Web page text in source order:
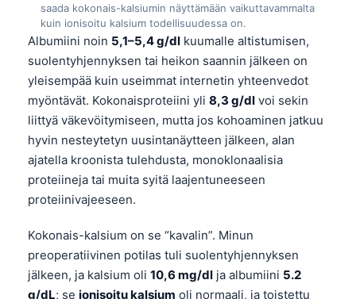
saada kokonais-kalsiumin näyttämään vaikuttavammalta
kuin ionisoitu kalsium todellisuudessa on.
Albumiini noin 5,1–5,4 g/dl kuumalle altistumisen,
suolentyhjennyksen tai heikon saannin jälkeen on
yleisempää kuin useimmat internetin yhteenvedot
myöntävät. Kokonaisproteiini yli 8,3 g/dl voi sekin
liittyä väkevöitymiseen, mutta jos kohoaminen jatkuu
hyvin nesteytetyn uusintanäytteen jälkeen, alan
ajatella kroonista tulehdusta, monoklonaalisia
proteiineja tai muita syitä laajentuneeseen
proteiinivajeeseen.
Kokonais-kalsium on se “kavalin”. Minun
preoperatiivinen potilas tuli suolentyhjennyksen
jälkeen, ja kalsium oli 10,6 mg/dl ja albumiini 5.2
g/dL; se ionisoitu kalsium oli normaali, ja toistettu
Македонски јазик
Euskara
Occitan
العربية المغربية
Afrikaans
Монгол
ພາສາລາວ
Basa Jawa
Cebuano
ئۇيغۇرچە